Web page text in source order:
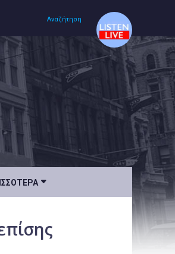
Αναζήτηση

Αρχική
Πολιτισμός
Υγεία
Ταξίδια
Επιστήμη